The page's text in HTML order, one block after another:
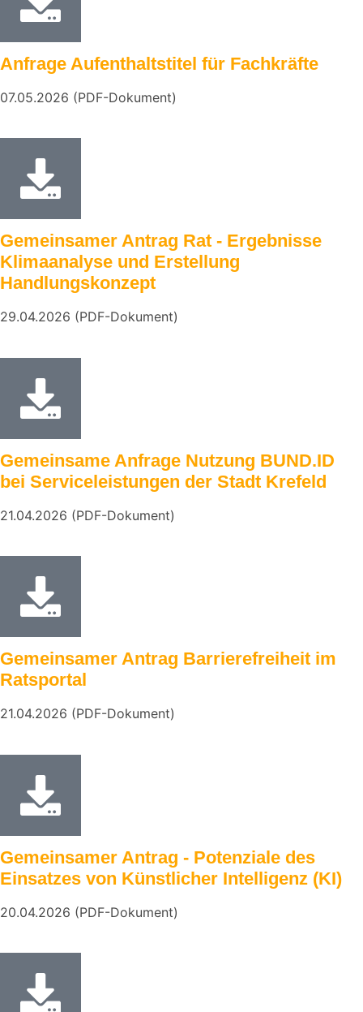
Anfrage Aufenthaltstitel für Fachkräfte
07.05.2026 (PDF-Dokument)
Gemeinsamer Antrag Rat - Ergebnisse
Klimaanalyse und Erstellung
Handlungskonzept
29.04.2026 (PDF-Dokument)
Gemeinsame Anfrage Nutzung BUND.ID
bei Serviceleistungen der Stadt Krefeld
21.04.2026 (PDF-Dokument)
Gemeinsamer Antrag Barrierefreiheit im
Ratsportal
21.04.2026 (PDF-Dokument)
Gemeinsamer Antrag - Potenziale des
Einsatzes von Künstlicher Intelligenz (KI)
20.04.2026 (PDF-Dokument)